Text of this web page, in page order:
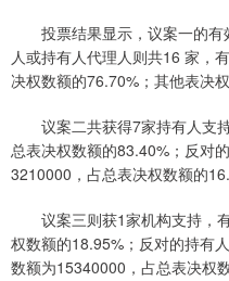
投票结果显示，议案一的有
人或持有人代理人则共16 家，
决权数额的76.70%；其他表决权
议案二共获得7家持有人支
总表决权数额的83.40%；反对
3210000，占总表决权数额的
议案三则获1家机构支持，
权数额的18.95%；反对的持有
数额为15340000，占总表决权